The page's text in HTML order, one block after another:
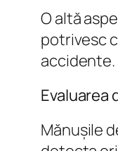
O altă
potrivesc
accidente.
Evaluarea
Mănușile